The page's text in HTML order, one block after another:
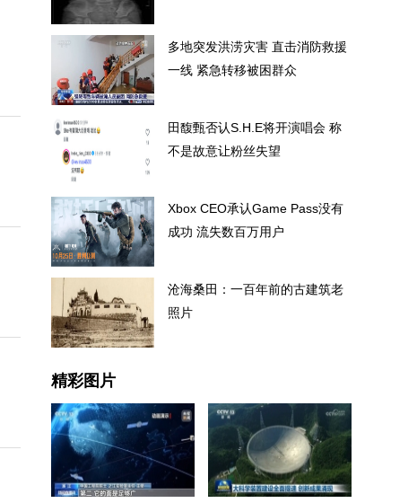
多地突发洪涝灾害 直击消防救援
一线 紧急转移被困群众
田馥甄否认S.H.E将开演唱会 称
不是故意让粉丝失望
Xbox CEO承认Game Pass没有
成功 流失数百万用户
沧海桑田：一百年前的古建筑老
照片
精彩图片